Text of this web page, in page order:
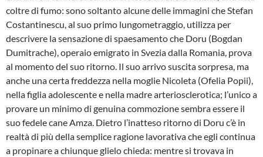
coltre di fumo: sono soltanto alcune delle immagini che Stefan
Costantinescu, al suo primo lungometraggio, utilizza per
descrivere la sensazione di spaesamento che Doru (Bogdan
Dumitrache), operaio emigrato in Svezia dalla Romania, prova
al momento del suo ritorno. Il suo arrivo suscita sorpresa, ma
anche una certa freddezza nella moglie Nicoleta (Ofelia Popii),
nella figlia adolescente e nella madre arteriosclerotica; l’unico a
provare un minimo di genuina commozione sembra essere il
suo fedele cane Amza. Dietro l’inatteso ritorno di Doru c’è in
realtà di più della semplice ragione lavorativa che egli continua
a propinare a chiunque glielo chieda: mentre si trovava in